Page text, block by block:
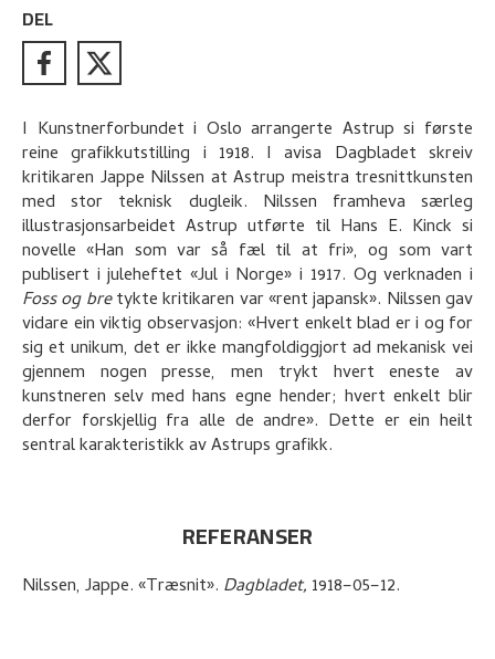
DEL
I Kunstnerforbundet i Oslo arrangerte Astrup si første
reine grafikkutstilling i 1918. I avisa Dagbladet skreiv
kritikaren Jappe Nilssen at Astrup meistra tresnittkunsten
med stor teknisk dugleik. Nilssen framheva særleg
illustrasjonsarbeidet Astrup utførte til Hans E. Kinck si
novelle «Han som var så fæl til at fri», og som vart
publisert i juleheftet «Jul i Norge» i 1917. Og verknaden i
Foss og bretykte kritikaren var «rent japansk». Nilssen gav
vidare ein viktig observasjon: «Hvert enkelt blad er i og for
sig et unikum, det er ikke mangfoldiggjort ad mekanisk vei
gjennem nogen presse, men trykt hvert eneste av
kunstneren selv med hans egne hender; hvert enkelt blir
derfor forskjellig fra alle de andre». Dette er ein heilt
sentral karakteristikk av Astrups grafikk.
REFERANSER
Nilssen, Jappe.«Træsnit». Dagbladet, 1918–05–12.